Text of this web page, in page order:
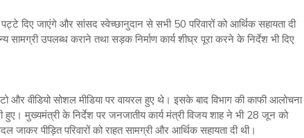
दिए जाएंगे और सांसद स्वेच्छानुदान से सभी 50 परिवारों को आर्थिक सहायता दी
उपलब्ध कराने तथा सड़क निर्माण कार्य शीघ्र पूरा करने के निर्देश भी दिए
और वीडियो सोशल मीडिया पर वायरल हुए थे। इसके बाद विभाग की काफी आलोचना
मुख्यमंत्री के निर्देश पर जनजातीय कार्य मंत्री विजय शाह ने भी 28 जून को
जाकर पीड़ित परिवारों को राहत सामग्री और आर्थिक सहायता दी थी।